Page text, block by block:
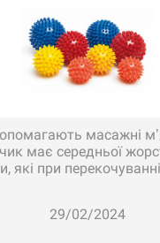
масажні
має середньої
які при
29/02/2024